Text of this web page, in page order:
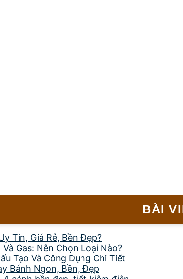
BÀI
Tín, Giá Rẻ, Bền Đẹp?
Gas: Nên Chọn Loại Nào?
Tạo Và Công Dụng Chi Tiết
Bánh Ngon, Bền, Đẹp